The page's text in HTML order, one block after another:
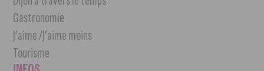
Gastronomie
J’aime /J’aime moins
Tourisme